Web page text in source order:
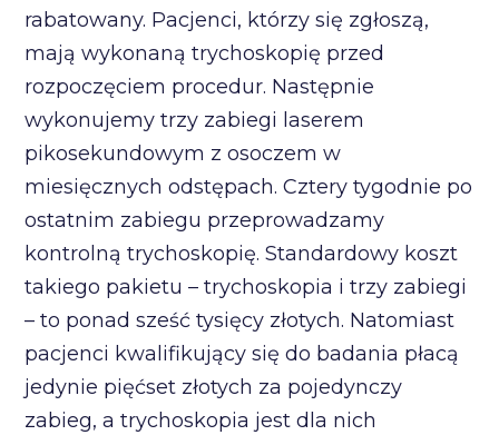
rabatowany. Pacjenci, którzy się zgłoszą,
mają wykonaną trychoskopię przed
rozpoczęciem procedur. Następnie
wykonujemy trzy zabiegi laserem
pikosekundowym z osoczem w
miesięcznych odstępach. Cztery tygodnie po
ostatnim zabiegu przeprowadzamy
kontrolną trychoskopię. Standardowy koszt
takiego pakietu – trychoskopia i trzy zabiegi
– to ponad sześć tysięcy złotych. Natomiast
pacjenci kwalifikujący się do badania płacą
jedynie pięćset złotych za pojedynczy
zabieg, a trychoskopia jest dla nich